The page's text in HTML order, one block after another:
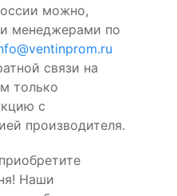
можно,
менеджерами по
связи на
только
с
производителя.
Наши